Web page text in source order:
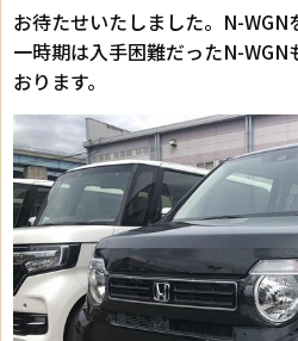
お待たせいたしました。N-
一時期は入手困難だったN-
おります。